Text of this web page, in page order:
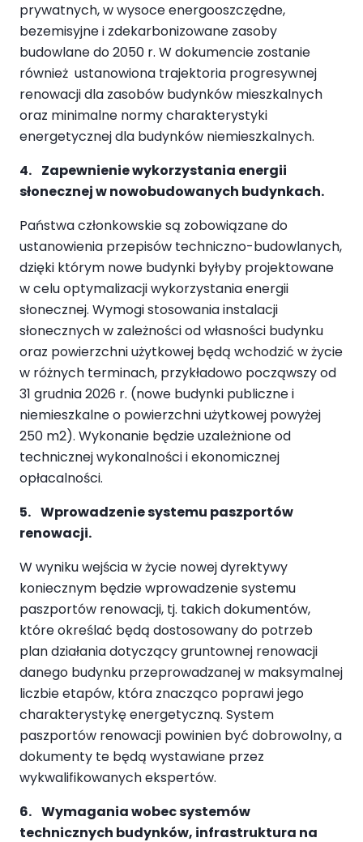
prywatnych, w wysoce energooszczędne,
bezemisyjne i zdekarbonizowane zasoby
budowlane do 2050 r. W dokumencie zostanie
również ustanowiona trajektoria progresywnej
renowacji dla zasobów budynków mieszkalnych
oraz minimalne normy charakterystyki
energetycznej dla budynków niemieszkalnych.
4. Zapewnienie wykorzystania energii
słonecznej w nowobudowanych budynkach.
Państwa członkowskie są zobowiązane do
ustanowienia przepisów techniczno-budowlanych,
dzięki którym nowe budynki byłyby projektowane
w celu optymalizacji wykorzystania energii
słonecznej. Wymogi stosowania instalacji
słonecznych w zależności od własności budynku
oraz powierzchni użytkowej będą wchodzić w życie
w różnych terminach, przykładowo począwszy od
31 grudnia 2026 r. (nowe budynki publiczne i
niemieszkalne o powierzchni użytkowej powyżej
250 m2). Wykonanie będzie uzależnione od
technicznej wykonalności i ekonomicznej
opłacalności.
5. Wprowadzenie systemu paszportów
renowacji.
W wyniku wejścia w życie nowej dyrektywy
koniecznym będzie wprowadzenie systemu
paszportów renowacji, tj. takich dokumentów,
które określać będą dostosowany do potrzeb
plan działania dotyczący gruntownej renowacji
danego budynku przeprowadzanej w maksymalnej
liczbie etapów, która znacząco poprawi jego
charakterystykę energetyczną. System
paszportów renowacji powinien być dobrowolny, a
dokumenty te będą wystawiane przez
wykwalifikowanych ekspertów.
6. Wymagania wobec systemów
technicznych budynków, infrastruktura na